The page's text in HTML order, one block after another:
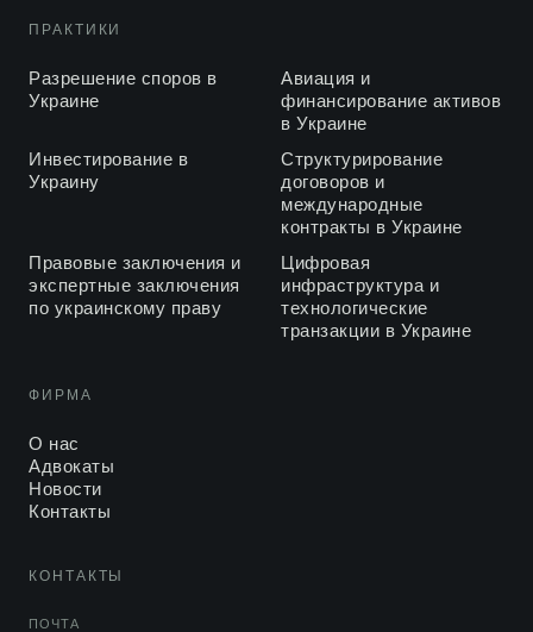
ПРАКТИКИ
Разрешение споров в
Украине
Авиация и
финансирование активов
в Украине
Инвестирование в
Украину
Структурирование
договоров и
международные
контракты в Украине
Правовые заключения и
экспертные заключения
по украинскому праву
Цифровая
инфраструктура и
технологические
транзакции в Украине
ФИРМА
О нас
Адвокаты
Новости
Контакты
КОНТАКТЫ
ПОЧТА